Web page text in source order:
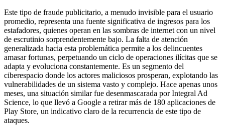
Este tipo de fraude publicitario, a menudo invisible para el usuario
promedio, representa una fuente significativa de ingresos para los
estafadores, quienes operan en las sombras de internet con un nivel
de escrutinio sorprendentemente bajo. La falta de atención
generalizada hacia esta problemática permite a los delincuentes
amasar fortunas, perpetuando un ciclo de operaciones ilícitas que se
adapta y evoluciona constantemente. Es un segmento del
ciberespacio donde los actores maliciosos prosperan, explotando las
vulnerabilidades de un sistema vasto y complejo. Hace apenas unos
meses, una situación similar fue desenmascarada por Integral Ad
Science, lo que llevó a Google a retirar más de 180 aplicaciones de
Play Store, un indicativo claro de la recurrencia de este tipo de
ataques.